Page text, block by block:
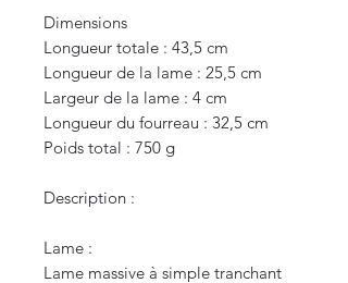
Dimensions
Longueur totale : 43,5 cm
Longueur de la lame : 25,5 cm
Largeur de la lame : 4 cm
Longueur du fourreau : 32,5 cm
Poids total : 750 g
Description :
Lame :
Lame massive à simple tranchant